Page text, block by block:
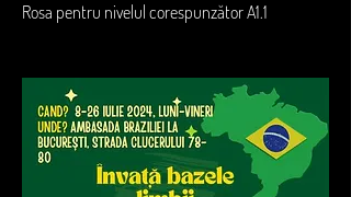
Rosa pentru nivelul corespunzător A1.1